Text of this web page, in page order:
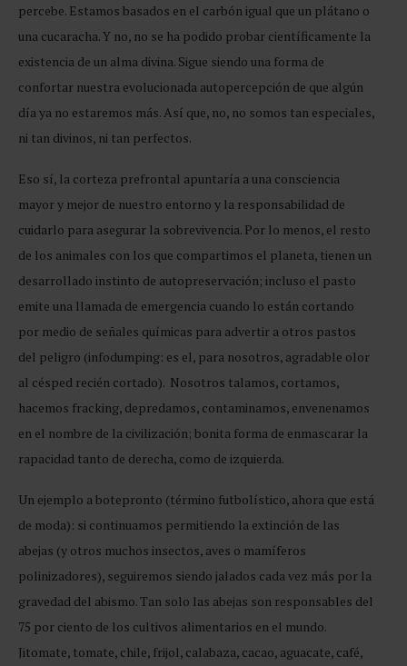
percebe. Estamos basados en el carbón igual que un plátano o
una cucaracha. Y no, no se ha podido probar científicamente la
existencia de un alma divina. Sigue siendo una forma de
confortar nuestra evolucionada autopercepción de que algún
día ya no estaremos más. Así que, no, no somos tan especiales,
ni tan divinos, ni tan perfectos.
Eso sí, la corteza prefrontal apuntaría a una consciencia
mayor y mejor de nuestro entorno y la responsabilidad de
cuidarlo para asegurar la sobrevivencia. Por lo menos, el resto
de los animales con los que compartimos el planeta, tienen un
desarrollado instinto de autopreservación; incluso el pasto
emite una llamada de emergencia cuando lo están cortando
por medio de señales químicas para advertir a otros pastos
del peligro (infodumping: es el, para nosotros, agradable olor
al césped recién cortado). Nosotros talamos, cortamos,
hacemos fracking, depredamos, contaminamos, envenenamos
en el nombre de la civilización; bonita forma de enmascarar la
rapacidad tanto de derecha, como de izquierda.
Un ejemplo a botepronto (término futbolístico, ahora que está
de moda): si continuamos permitiendo la extinción de las
abejas (y otros muchos insectos, aves o mamíferos
polinizadores), seguiremos siendo jalados cada vez más por la
gravedad del abismo. Tan solo las abejas son responsables del
75 por ciento de los cultivos alimentarios en el mundo.
Jitomate, tomate, chile, frijol, calabaza, cacao, aguacate, café,